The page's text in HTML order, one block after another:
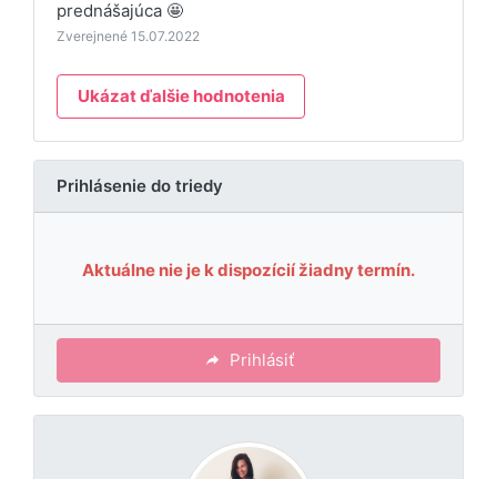
prednášajúca 🤩
Zverejnené 15.07.2022
Ukázat ďalšie hodnotenia
Prihlásenie do triedy
Aktuálne nie je k dispozícií žiadny termín.
Prihlásiť